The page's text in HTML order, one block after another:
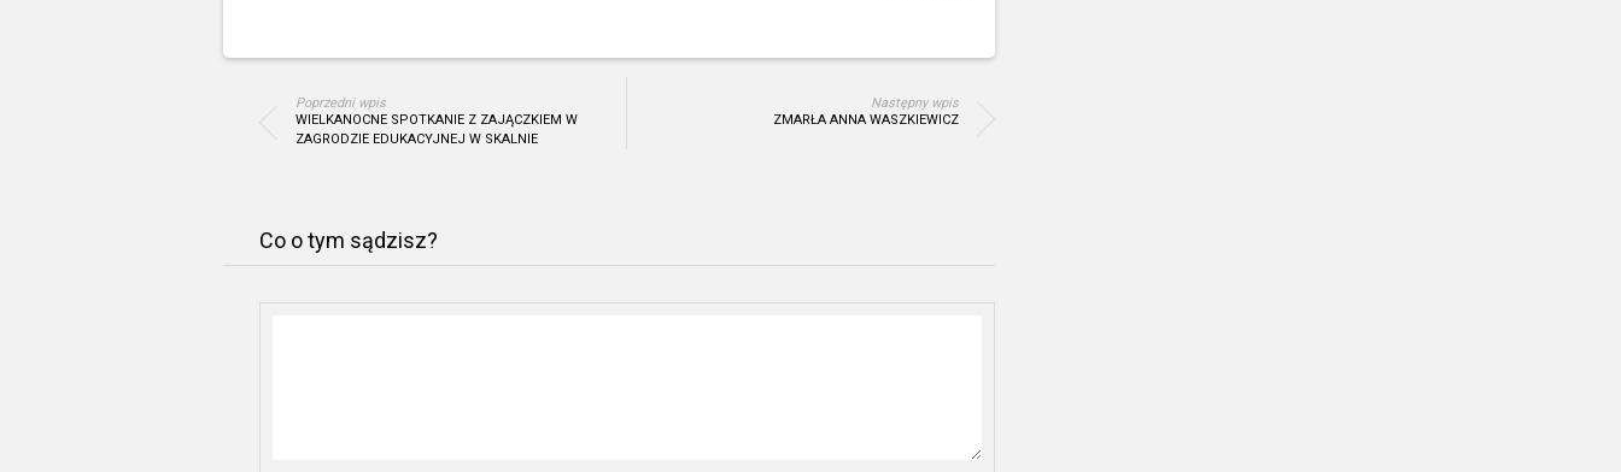
Poprzedni wpis
WIELKANOCNE SPOTKANIE Z ZAJĄCZKIEM W
ZAGRODZIE EDUKACYJNEJ W SKALNIE
Następny wpis
ZMARŁA ANNA WASZKIEWICZ
Co o tym sądzisz?